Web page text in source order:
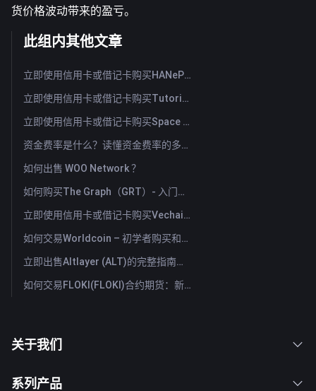
货价格波动带来的盈亏。
此组内其他文章
立即使用信用卡或借记卡购买HANePlatform (HANEP)
立即使用信用卡或借记卡购买Tutorial (TUT)
立即使用信用卡或借记卡购买Space ID (ID)
资金费率是什么？读懂资金费率的多空信号与常见误用
如何出售 WOO Network ？
如何购买The Graph（GRT）- 入门指南
立即使用信用卡或借记卡购买Vechain (VET)
如何交易Worldcoin – 初学者购买和出售WLD的指南与技巧
立即出售Altlayer (ALT)的完整指南：快速出售Altlayer的方法
如何交易FLOKI(FLOKI)合约期货：新手全面指南
关于我们
系列产品